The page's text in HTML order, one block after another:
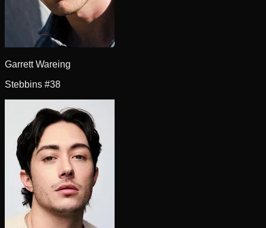
Garrett Wareing
Stebbins #38